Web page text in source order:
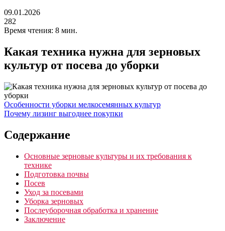
09.01.2026
282
Время чтения: 8 мин.
Какая техника нужна для зерновых
культур от посева до уборки
Особенности уборки мелкосемянных культур
Почему лизинг выгоднее покупки
Содержание
Основные зерновые культуры и их требования к
технике
Подготовка почвы
Посев
Уход за посевами
Уборка зерновых
Послеуборочная обработка и хранение
Заключение